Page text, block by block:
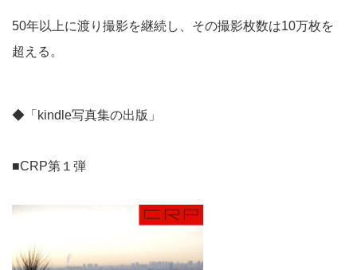
50年以上に渡り撮影を継続し、その撮影枚数は10万枚を
超える。
◆「kindle写真集の出版」
■CRP第１弾